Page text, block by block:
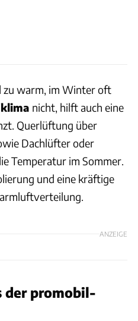
zu warm, im Winter oft
nicht, hilft auch eine
Querlüftung über
Dachlüfter oder
Temperatur im Sommer.
und eine kräftige
ANZEIGE
der promobil-